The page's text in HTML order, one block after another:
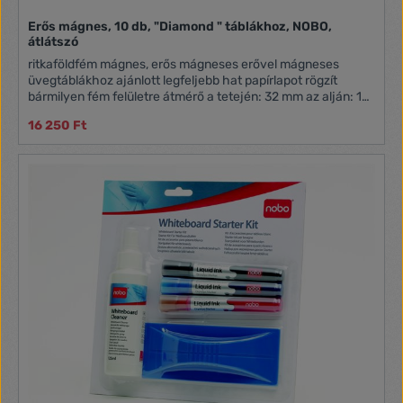
Erős mágnes, 10 db, "Diamond " táblákhoz, NOBO,
átlátszó
ritkaföldfém mágnes, erős mágneses erővel mágneses
üvegtáblákhoz ajánlott legfeljebb hat papírlapot rögzít
bármilyen fém felületre átmérő a tetején: 32 mm az alján: 19
16 250 Ft